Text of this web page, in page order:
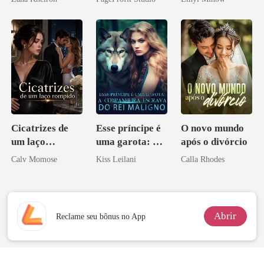
da Híbrida
Cicatrizes de
um laço
rompido
Calv Momose
Esse príncipe é
uma garota: A
companheira
Kiss Leilani
O novo mundo
após o divórcio
Calla Rhodes
Reclame seu bônus no App Abrir